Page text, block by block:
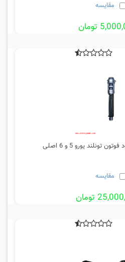
مقایسه
تومان
تونلند یورو 5 و 6 اصلی
مقایسه
تومان